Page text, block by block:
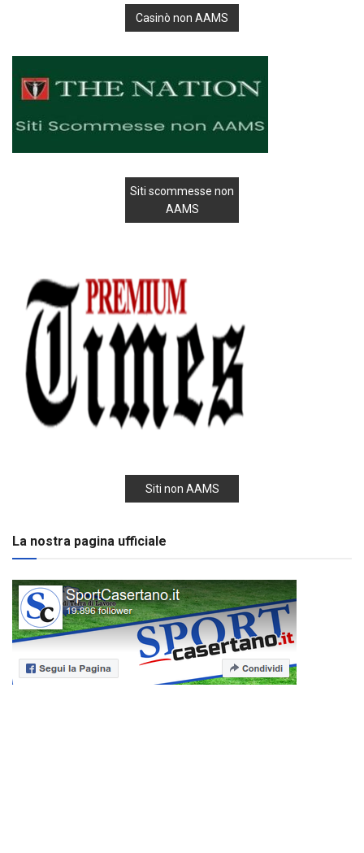
Casinò non AAMS
Siti scommesse non
AAMS
Siti non AAMS
La nostra pagina ufficiale